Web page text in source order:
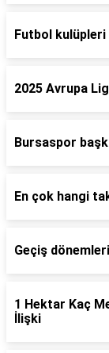
Futbol
2025 Avrupa
Bursaspor
En çok hangi
Geçiş
1 Hektar Kaç
İlişki